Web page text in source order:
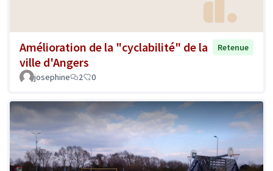
Amélioration de la "cyclabilité" de la
ville d'Angers
Retenue
josephine 2 0